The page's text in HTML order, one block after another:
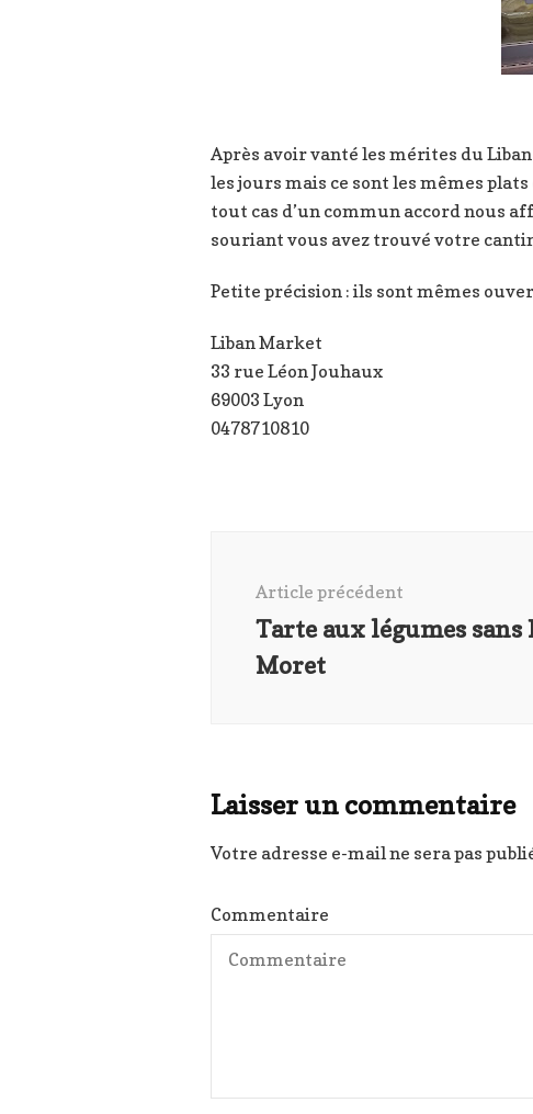
Après avoir vanté les mérites du
les jours mais ce sont les mêmes
tout cas d’un commun accord nous
souriant vous avez trouvé votre
Petite précision : ils sont mêmes
Liban Market
33 rue Léon Jouhaux
69003 Lyon
0478710810
Article précédent
Tarte aux légumes
Moret
Laisser un commentaire
Votre adresse e-mail ne sera pas
Commentaire